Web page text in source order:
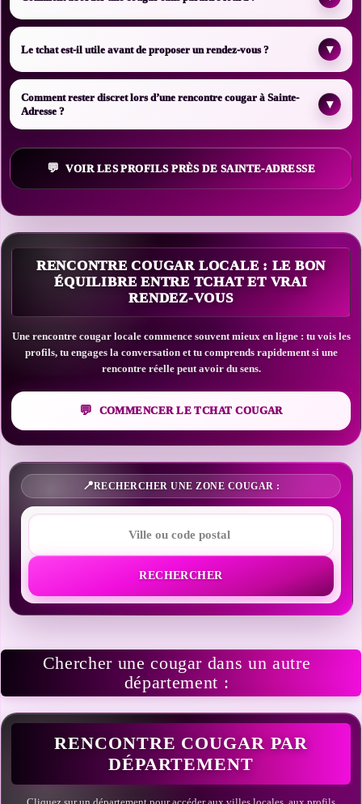
Le tchat est-il utile avant de proposer un rendez-vous ? ▾
Comment rester discret lors d’une rencontre cougar à Sainte-
Adresse ?
▾
VOIR LES PROFILS PRÈS DE SAINTE-ADRESSE
RENCONTRE COUGAR LOCALE : LE BON
ÉQUILIBRE ENTRE TCHAT ET VRAI
RENDEZ-VOUS
Une rencontre cougar locale commence souvent mieux en ligne : tu vois les
profils, tu engages la conversation et tu comprends rapidement si une
rencontre réelle peut avoir du sens.
COMMENCER LE TCHAT COUGAR
RECHERCHER UNE ZONE COUGAR :
RECHERCHER
Chercher une cougar dans un autre
département :
RENCONTRE COUGAR PAR
DÉPARTEMENT